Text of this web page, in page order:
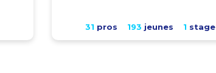
31 pros 193 jeunes 1 stage